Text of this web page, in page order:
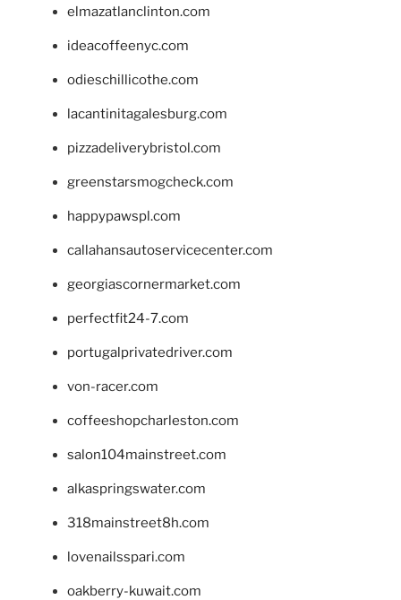
elmazatlanclinton.com
ideacoffeenyc.com
odieschillicothe.com
lacantinitagalesburg.com
pizzadeliverybristol.com
greenstarsmogcheck.com
happypawspl.com
callahansautoservicecenter.com
georgiascornermarket.com
perfectfit24-7.com
portugalprivatedriver.com
von-racer.com
coffeeshopcharleston.com
salon104mainstreet.com
alkaspringswater.com
318mainstreet8h.com
lovenailsspari.com
oakberry-kuwait.com